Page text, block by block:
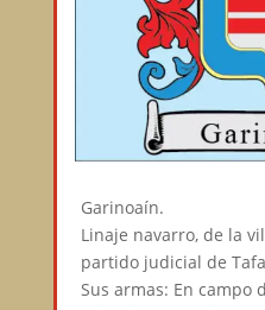
Garinoaín.
Linaje navarro, de la
partido judicial de
Sus armas: En campo